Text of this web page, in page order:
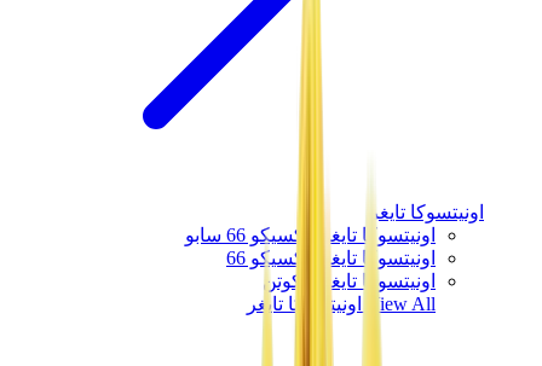
اونيتسوكا تايغر
اونيتسوكا تايغر مكسيكو 66 سابو
اونيتسوكا تايغر مكسيكو 66
اونيتسوكا تايغر توكوتن
View All
اونيتسوكا تايغر